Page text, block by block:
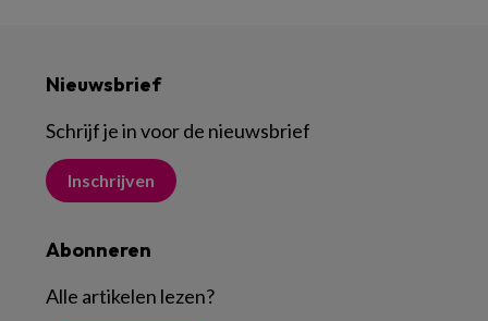
Nieuwsbrief
Schrijf je in voor de nieuwsbrief
Inschrijven
Abonneren
Alle artikelen lezen?